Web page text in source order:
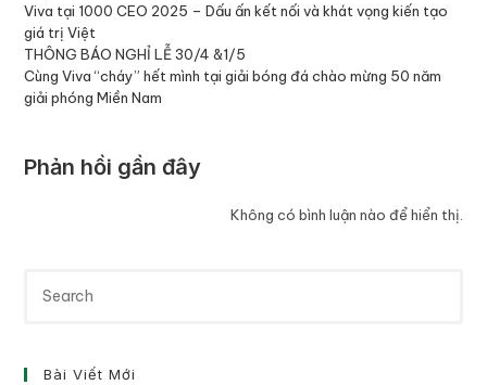
Viva tại 1000 CEO 2025 – Dấu ấn kết nối và khát vọng kiến tạo
giá trị Việt
THÔNG BÁO NGHỈ LỄ 30/4 &1/5
Cùng Viva “cháy” hết mình tại giải bóng đá chào mừng 50 năm
giải phóng Miền Nam
Phản hồi gần đây
Không có bình luận nào để hiển thị.
Bài Viết Mới